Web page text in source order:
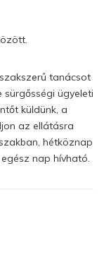
tanácsot
ügyeleti
küldünk, a
az ellátásra
hétköznap
nap hívható.